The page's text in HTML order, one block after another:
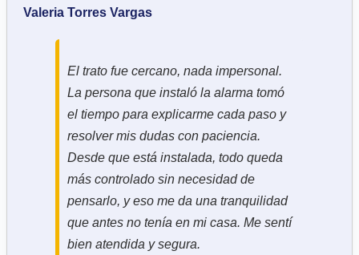
Valeria Torres Vargas
El trato fue cercano, nada impersonal.
La persona que instaló la alarma tomó
el tiempo para explicarme cada paso y
resolver mis dudas con paciencia.
Desde que está instalada, todo queda
más controlado sin necesidad de
pensarlo, y eso me da una tranquilidad
que antes no tenía en mi casa. Me sentí
bien atendida y segura.